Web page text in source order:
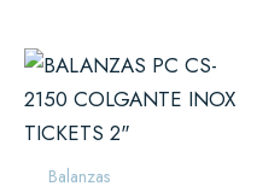
Balanzas